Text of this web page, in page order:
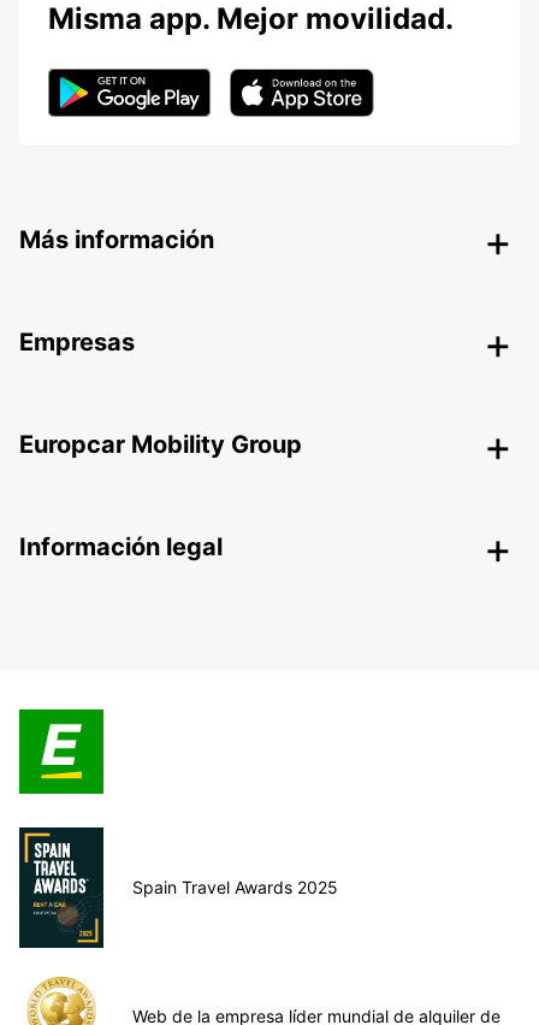
Misma app. Mejor movilidad.
Más información
Empresas
Europcar Mobility Group
Información legal
Spain Travel Awards 2025
Web de la empresa líder mundial de alquiler de